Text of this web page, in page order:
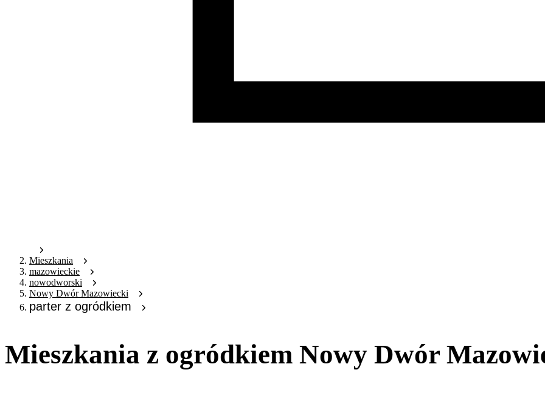
Mieszkania
mazowieckie
nowodworski
Nowy Dwór Mazowiecki
parter z ogródkiem
Mieszkania z ogródkiem Nowy Dwór